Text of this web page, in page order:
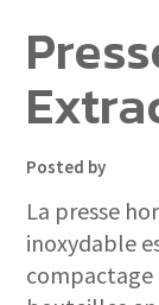
Posted by
La presse
inoxydable